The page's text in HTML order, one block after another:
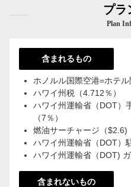
プラ
Plan
含まれるもの
ホノルル国際空港=ホテル
ハワイ州税（4.712％）
ハワイ州運輸省（DOT）
（7％）
燃油サーチャージ（$2.6)
ハワイ州運輸省（DOT）
ハワイ州運輸省（DOT)
含まれないもの